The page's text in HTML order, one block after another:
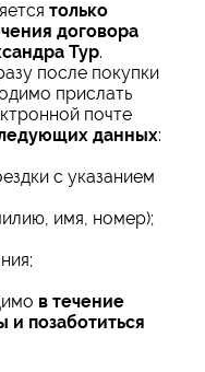
только
договора
Тур.
после покупки
прислать
почте
данных:
с указанием
имя, номер);
в течение
и позаботиться